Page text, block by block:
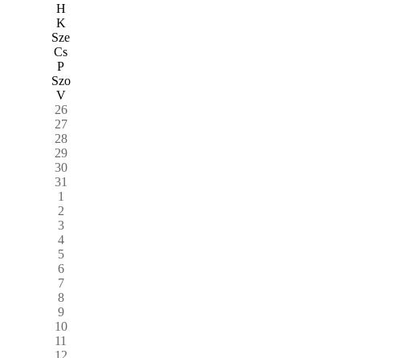
H
K
Sze
Cs
P
Szo
V
26
27
28
29
30
31
1
2
3
4
5
6
7
8
9
10
11
12